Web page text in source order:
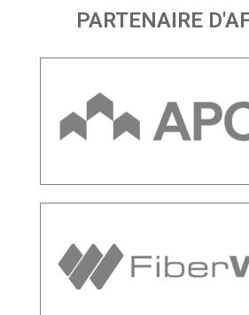
PARTENAIRE